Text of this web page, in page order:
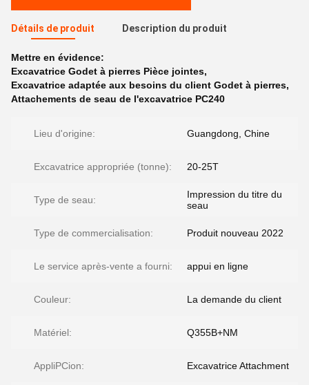
Détails de produit Description du produit
Mettre en évidence:
Excavatrice Godet à pierres Pièce jointes,
Excavatrice adaptée aux besoins du client Godet à pierres,
Attachements de seau de l'excavatrice PC240
Lieu d'origine: Guangdong, Chine
Excavatrice appropriée (tonne): 20-25T
Type de seau:
Impression du titre du
seau
Type de commercialisation: Produit nouveau 2022
Le service après-vente a fourni: appui en ligne
Couleur: La demande du client
Matériel: Q355B+NM
AppliPCion: Excavatrice Attachment